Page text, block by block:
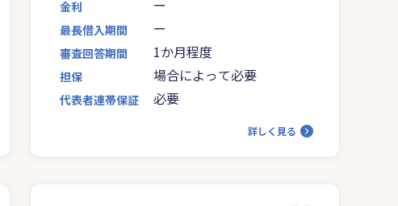
金利 ー
最長借入期間 ー
審査回答期間 1か月程度
担保 場合によって必要
代表者連帯保証 必要
詳しく見る